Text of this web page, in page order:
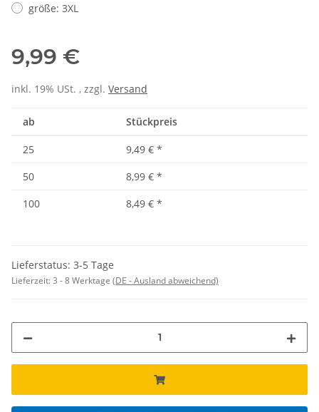
größe: 3XL
9,99 €
inkl. 19% USt. , zzgl. Versand
ab Stückpreis
25 9,49 € *
50
8,99 € *
100
8,49 € *
Lieferstatus: 3-5 Tage
Lieferzeit:3 - 8 Werktage (DE - Ausland abweichend)